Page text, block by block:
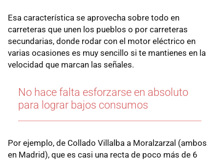
Esa característica se aprovecha sobre todo en
carreteras que unen los pueblos o por carreteras
secundarias, donde rodar con el motor eléctrico en
varias ocasiones es muy sencillo si te mantienes en la
velocidad que marcan las señales.
No hace falta esforzarse en absoluto
para lograr bajos consumos
Por ejemplo, de Collado Villalba a Moralzarzal (ambos
en Madrid), que es casi una recta de poco más de 6